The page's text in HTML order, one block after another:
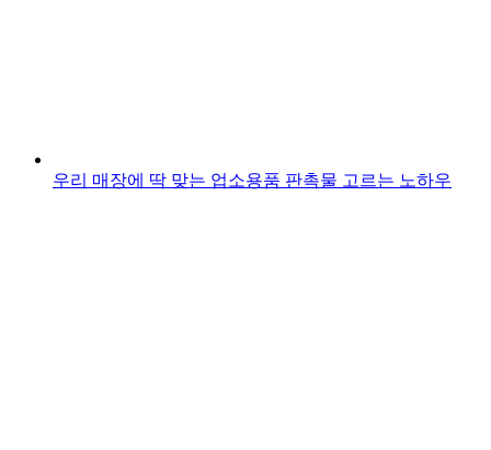
우리 매장에 딱 맞는 업소용품 판촉물 고르는 노하우